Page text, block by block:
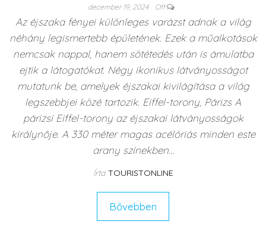
december 19, 2024 Off
Az éjszaka fényei különleges varázst adnak a világ
néhány legismertebb épületének. Ezek a műalkotások
nemcsak nappal, hanem sötétedés után is ámulatba
ejtik a látogatókat. Négy ikonikus látványosságot
mutatunk be, amelyek éjszakai kivilágítása a világ
legszebbjei közé tartozik. Eiffel-torony, Párizs A
párizsi Eiffel-torony az éjszakai látványosságok
királynője. A 330 méter magas acélóriás minden este
arany színekben…
Írta TOURISTONLINE
Bővebben